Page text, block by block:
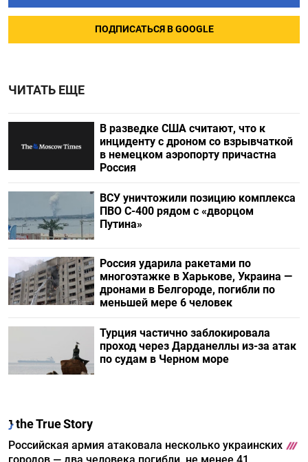
ПОДПИСАТЬСЯ В GOOGLE
ЧИТАТЬ ЕЩЕ
В разведке США считают, что к
инциденту с дроном со взрывчаткой
в немецком аэропорту причастна
Россия
ВСУ уничтожили позицию комплекса
ПВО С-400 рядом с «дворцом
Путина»
Россия ударила ракетами по
многоэтажке в Харькове, Украина —
дронами в Белгороде, погибли по
меньшей мере 6 человек
Турция частично заблокировала
проход через Дарданеллы из-за атак
по судам в Черном море